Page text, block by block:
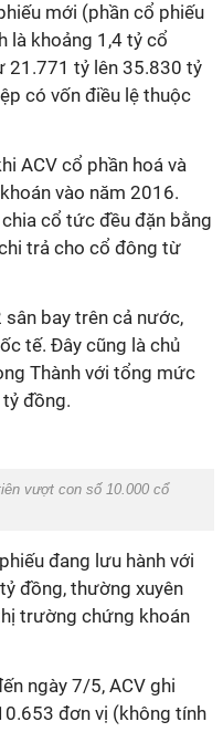
mới (phần cổ phiếu
là khoảng 1,4 tỷ cổ
21.771 tỷ lên 35.830 tỷ
có vốn điều lệ thuộc
ACV cổ phần hoá và
vào năm 2016.
cổ tức đều đặn bằng
trả cho cổ đông từ
sân bay trên cả nước,
tế. Đây cũng là chủ
Thành với tổng mức
đồng.
vượt con số 10.000 cổ
đang lưu hành với
đồng, thường xuyên
trường chứng khoán
ngày 7/5, ACV ghi
đơn vị (không tính